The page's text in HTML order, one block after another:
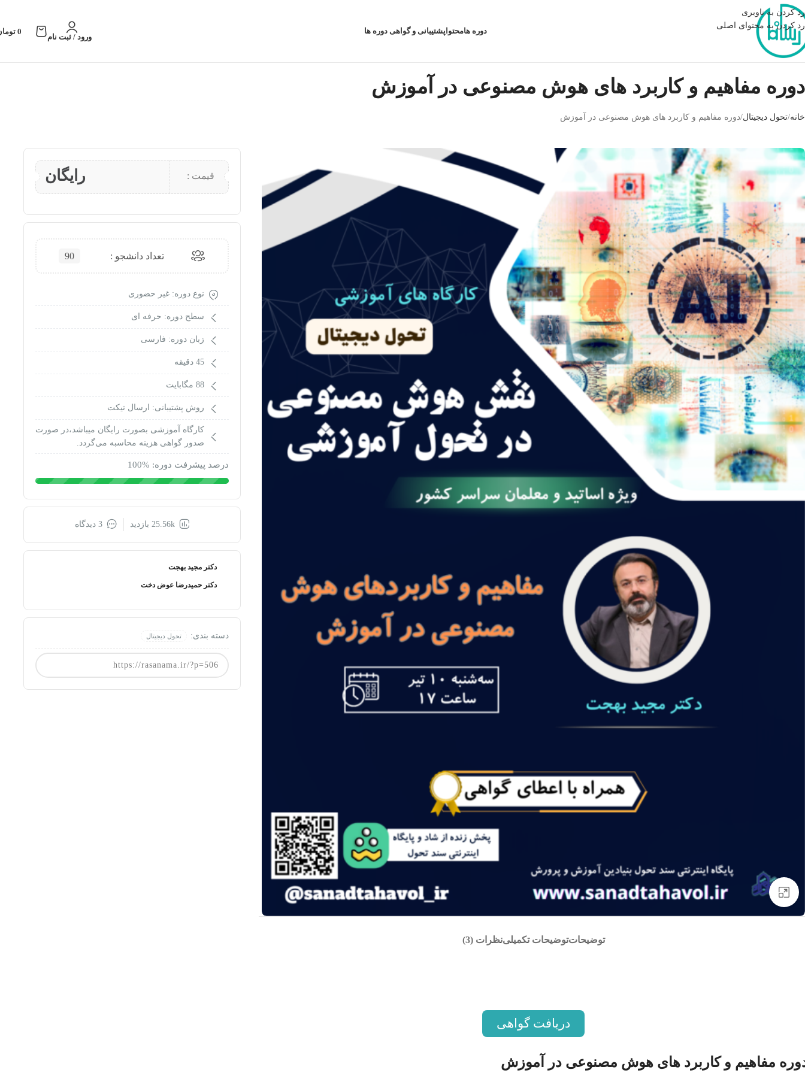
رد کردن به ناوبری
رد کردن به محتوای اصلی
دوره هامحتوا پشتیبانی و گواهی دوره ها
ورود / ثبت نام
0
دوره مفاهیم و کاربرد های هوش مصنوعی در آموزش
خانه تحول دیجیتال دوره مفاهیم و کاربرد های هوش مصنوعی در آموزش
بزرگنمایی تصویر
توضیحاتتوضیحات تکمیلینظرات (3)
دریافت گواهی
مفاهیم و کاربرد های هوش مصنوعی در آموزش
قیمت : رایگان
تعداد دانشجو : 90
نوع دوره: غیر حضوری
سطح دوره: حرفه ای
زبان دوره: فارسی
45 دقیقه
88 مگابایت
روش پشتیبانی: ارسال تیکت
کارگاه آموزشی بصورت رایگان میباشد،در صورت
صدور گواهی هزینه محاسبه می‌گردد.
درصد پیشرفت دوره: %100
25.56k بازدید 3 دیدگاه
دکتر مجید بهجت
دکتر حمیدرضا عوض دخت
دسته بندی: تحول دیجیتال